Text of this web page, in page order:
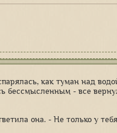
как туман над
бессмысленным - все
она. - Не только у